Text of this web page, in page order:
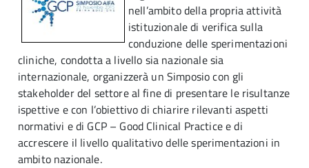
nell’ambito della propria attività
istituzionale di verifica sulla
conduzione delle sperimentazioni
cliniche, condotta a livello sia nazionale sia
internazionale, organizzerà un Simposio con gli
stakeholder del settore al fine di presentare le risultanze
ispettive e con l’obiettivo di chiarire rilevanti aspetti
normativi e di GCP – Good Clinical Practice e di
accrescere il livello qualitativo delle sperimentazioni in
ambito nazionale.